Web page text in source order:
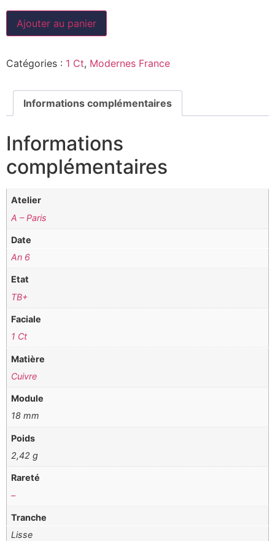
Ajouter au panier
Catégories : 1 Ct, Modernes France
Informations complémentaires
Informations
complémentaires
Atelier
A – Paris
Date
An 6
Etat
TB+
Faciale
1 Ct
Matière
Cuivre
Module
18 mm
Poids
2,42 g
Rareté
–
Tranche
Lisse